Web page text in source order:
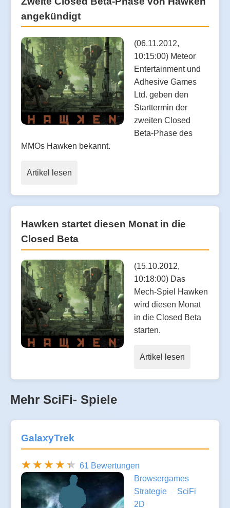
angekündigt
(06.11.2012,
10:15:00) Meteor
Entertainment und
Adhesive Games
Ltd. geben den
Starttermin der
zweiten Closed
Beta-Phase des
MMOs Hawken bekannt.
Artikel lesen
Hawken startet diesen Monat in die
Closed Beta
(15.10.2012,
10:18:00) Das
Mech-Spiel Hawken
wird diesen Monat
in die Closed Beta
starten.
Artikel lesen
Mehr SciFi- Spiele
GalaxyTrek
61 Bewertungen
Browsergames
Strategie
SciFi
2D